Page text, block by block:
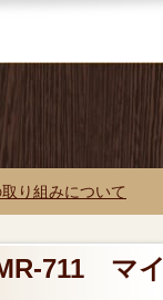
り組みについて
711 マイ